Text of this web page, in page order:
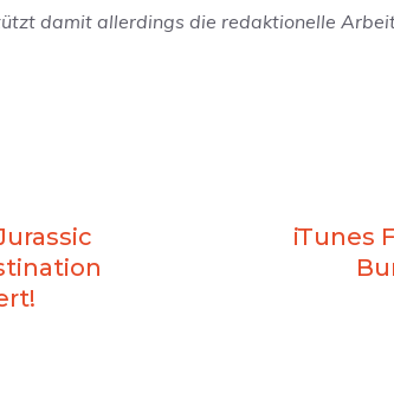
damit allerdings die redaktionelle
iTunes